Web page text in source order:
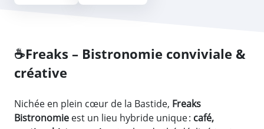
☕Freaks – Bistronomie conviviale &
créative
Nichée en plein cœur de la Bastide, Freaks
Bistronomie est un lieu hybride unique : café,